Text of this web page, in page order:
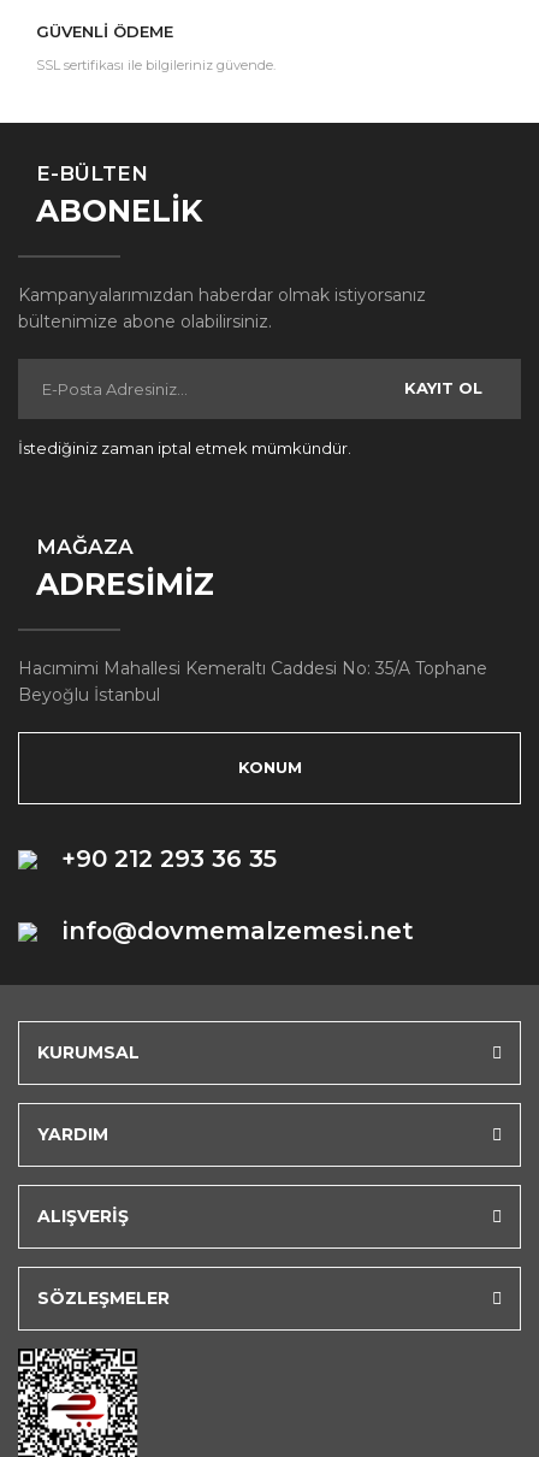
GÜVENLİ ÖDEME
SSL sertifikası ile bilgileriniz güvende.
E-BÜLTEN
ABONELİK
Kampanyalarımızdan haberdar olmak istiyorsanız
bültenimize abone olabilirsiniz.
KAYIT OL
İstediğiniz zaman iptal etmek mümkündür.
MAĞAZA
ADRESİMİZ
Hacımimi Mahallesi Kemeraltı Caddesi No: 35/A Tophane
Beyoğlu İstanbul
KONUM
+90 212 293 36 35
info@dovmemalzemesi.net
KURUMSAL
YARDIM
ALIŞVERİŞ
SÖZLEŞMELER